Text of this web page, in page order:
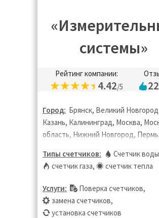
системы»
Рейтинг компании:
4.42/5 22
Город: Брянск, Великий
Казань, Калининград, Москва,
область, Нижний Новгород,
Чебоксары
Типы счетчиков: Счетчик воды
счетчик газа, счетчик тепла
Услуги: Поверка счетчиков,
замена счетчиков,
установка счетчиков